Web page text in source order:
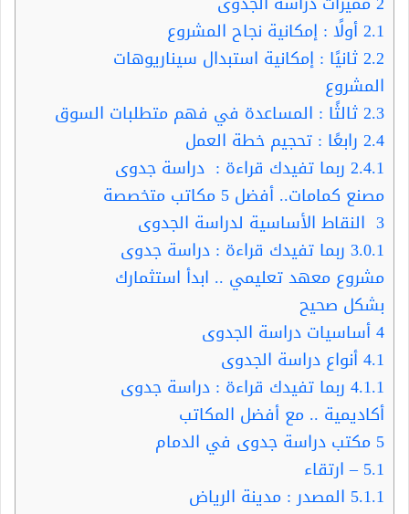
2.1أولًا : إمكانية نجاح المشروع
2.2ثانيًا : إمكانية استبدال سيناريوهات
المشروع
2.3ثالثًا : المساعدة في فهم متطلبات السوق
2.4 رابعًا : تحجيم خطة العمل
2.4.1 ربما تفيدك قراءة : دراسة جدوى
مصنع كمامات.. أفضل 5 مكاتب متخصصة
3 النقاط الأساسية لدراسة الجدوى
3.0.1 ربما تفيدك قراءة : دراسة جدوى
مشروع معهد تعليمي .. ابدأ استثمارك
بشكل صحيح
4أساسيات دراسة الجدوى
4.1أنواع دراسة الجدوى
4.1.1 ربما تفيدك قراءة : دراسة جدوى
أكاديمية .. مع أفضل المكاتب
5 مكتب دراسة جدوى في الدمام
5.1– ارتقاء
5.1.1 المصدر : مدينة الرياض